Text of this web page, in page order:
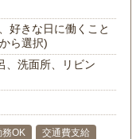
好きな日に働くこと
ら選択)
、洗面所、リビン
務OK
交通費支給